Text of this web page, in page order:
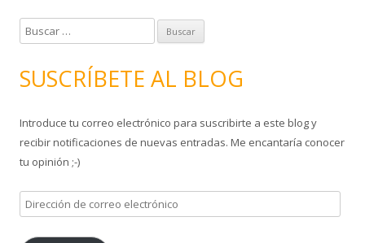
u
c
r
:
SUSCRÍBETE AL BLOG
Introduce tu correo electrónico para suscribirte a este blog y
recibir notificaciones de nuevas entradas. Me encantaría conocer
tu opinión ;-)
i